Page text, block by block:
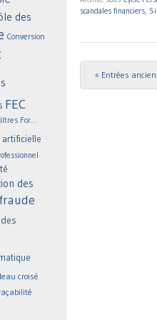
scandales financiers,
Post
« Entrées
des
Conversion
FEC
For...
artificielle
des
croisé